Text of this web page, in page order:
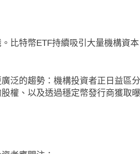
比特幣ETF持續吸引大量機構資
泛的趨勢：機構投資者正日益區
股權、以及透過穩定幣發行商獲